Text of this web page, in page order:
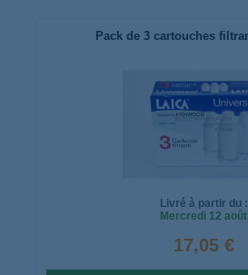
Pack de 3 cartouches
Livré à partir du :
Mercredi 12 août
17,05 €